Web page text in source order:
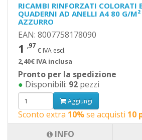
RICAMBI RINFORZATI COLORATI
QUADERNI AD ANELLI A4 80 G/
AZZURRO
EAN: 8007758178090
1 ,97
€ IVA escl.
2,40€ IVA inclusa
Pronto per la spedizione
● Disponibili: 92 pezzi
Aggiungi
Sconto extra 10%se acquisti 10
INFO